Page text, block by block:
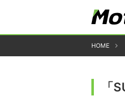
HOME
「